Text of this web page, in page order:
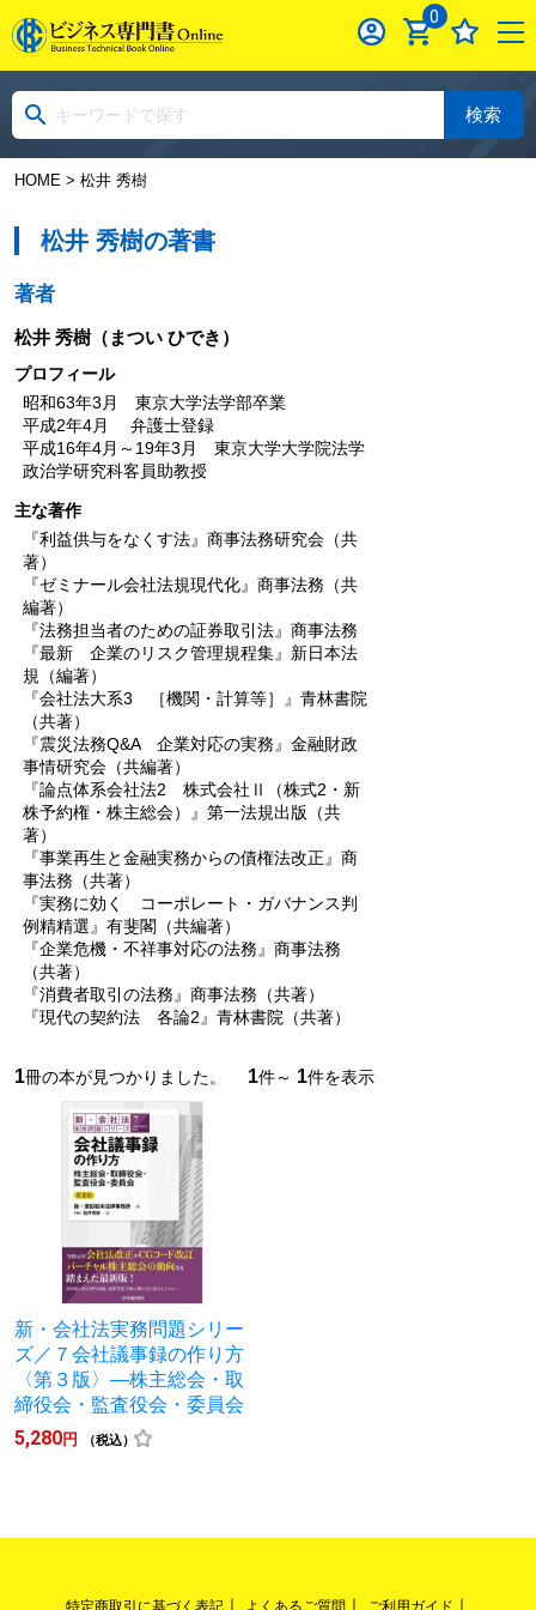
0
検索
HOME> 松井 秀樹
松井 秀樹の著書
著者
松井 秀樹（まつい ひでき）
プロフィール
昭和63年3月 東京大学法学部卒業
平成2年4月 弁護士登録
平成16年4月～19年3月 東京大学大学院法学
政治学研究科客員助教授
主な著作
『利益供与をなくす法』商事法務研究会（共
著）
『ゼミナール会社法規現代化』商事法務（共
編著）
『法務担当者のための証券取引法』商事法務
『最新 企業のリスク管理規程集』新日本法
規（編著）
『会社法大系3 ［機関・計算等］』青林書院
（共著）
『震災法務Q&A 企業対応の実務』金融財政
事情研究会（共編著）
『論点体系会社法2 株式会社Ⅱ（株式2・新
株予約権・株主総会）』第一法規出版（共
著）
『事業再生と金融実務からの債権法改正』商
事法務（共著）
『実務に効く コーポレート・ガバナンス判
例精精選』有斐閣（共編著）
『企業危機・不祥事対応の法務』商事法務
（共著）
『消費者取引の法務』商事法務（共著）
『現代の契約法 各論2』青林書院（共著）
1冊の本が見つかりました。 1件～ 1件を表示
新・会社法実務問題シリー
ズ／７会社議事録の作り方
〈第３版〉―株主総会・取
締役会・監査役会・委員会
5,280円 （税込）
特定商取引に基づく表記 よくあるご質問 ご利用ガイド